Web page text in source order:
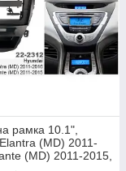
рамка 10.1",
(MD) 2011-
(MD) 2011-2015,